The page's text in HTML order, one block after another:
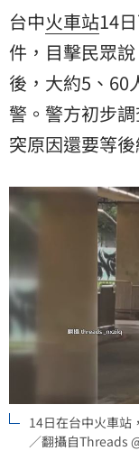
台中火車站14
件，目擊民眾
後，大約5、60
警。警方初步
突原因還要等後
14日在台中火車站
／翻攝自Threads